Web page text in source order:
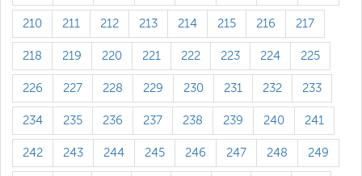
210 211 212 213 214 215 216 217
218 219 220 221 222 223 224 225
226 227 228 229 230 231 232 233
234 235 236 237 238 239 240 241
242 243 244 245 246 247 248 249